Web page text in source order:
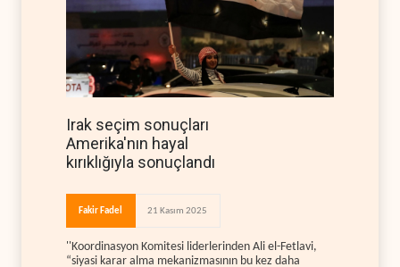
Irak seçim sonuçları
Amerika'nın hayal
kırıklığıyla sonuçlandı
Fakir Fadel 21 Kasım 2025
''Koordinasyon Komitesi liderlerinden Ali el-Fetlavi,
“siyasi karar alma mekanizmasının bu kez daha